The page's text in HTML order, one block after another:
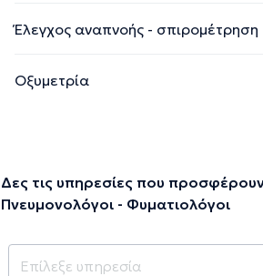
Έλεγχος αναπνοής - σπιρομέτρηση
Οξυμετρία
Δες τις υπηρεσίες που
Πνευμονολόγοι - Φυματιολόγοι